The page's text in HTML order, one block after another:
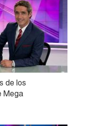
de los
Mega